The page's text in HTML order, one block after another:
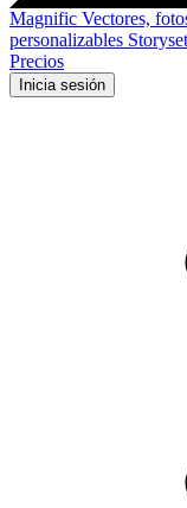
Magnific Vectores,
personalizables Storyset
Precios
Inicia sesión